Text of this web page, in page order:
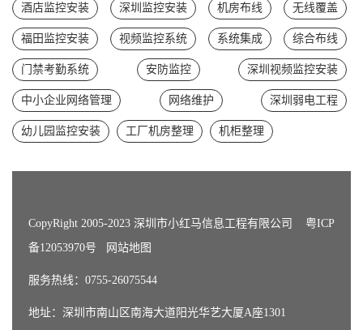
酒店监控安装 深圳监控安装 机房布线 无线覆盖
福田监控安装 视频监控系统 系统集成 综合布线
门禁考勤系统 安防监控 深圳视频监控安装
中小企业网络管理 网络维护 深圳弱电工程
幼儿园监控安装 工厂机房整理 机柜整理
CopyRight 2005-2023 深圳市小红马信息工程有限公司 粤ICP
备12053970号
网站地图
服务热线：0755-26075544
地址：深圳市南山区南海大道阳光华艺大厦A座1301